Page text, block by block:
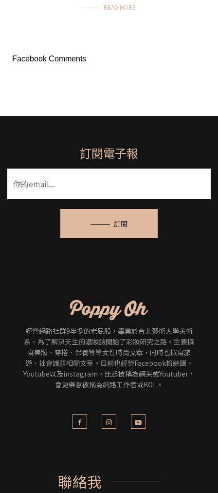
READ MORE
Facebook Comments
訂閱電子報
訂閱
經營網路社群9年多的老屁股，畢業於台北藝術大學美術
系，為了解決天生的濃妝臉開始了彩妝研究之路。主要撰
寫美妝、穿搭、保養等等女性時尚文章，同時也撰寫旅
遊、社會議題相關文章。目前也經營Facebook粉絲團、
Youtube以及instagram，比起被稱為網美或Youtuber，
會更樂意被稱為網路工作者或KOL。
聯絡我